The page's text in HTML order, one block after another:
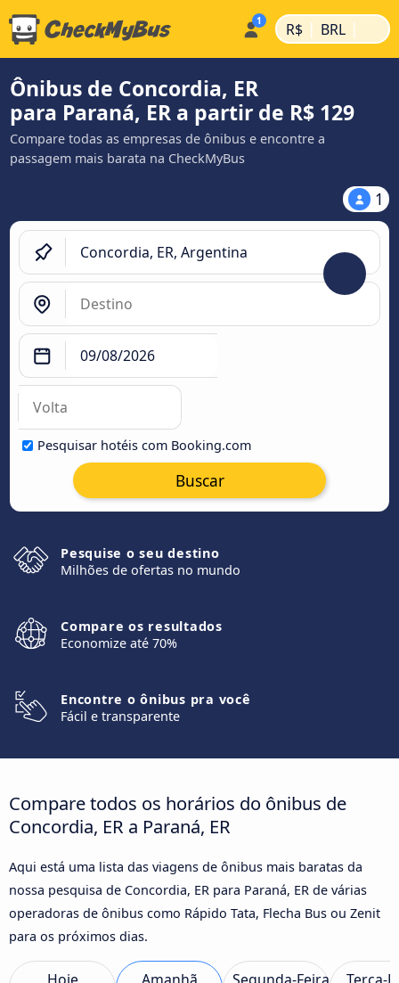
R$ | BRL |
Ônibus de Concordia, ER
para Paraná, ER a partir de R$ 129
Compare todas as empresas de ônibus e encontre a
passagem mais barata na CheckMyBus
1
Pesquisar hotéis com Booking.com
Buscar
Pesquise o seu destino
Milhões de ofertas no mundo
Compare os resultados
Economize até 70%
Encontre o ônibus pra você
Fácil e transparente
Compare todos os horários do ônibus de
Concordia, ER a Paraná, ER
Aqui está uma lista das viagens de ônibus mais baratas da
nossa pesquisa de Concordia, ER para Paraná, ER de várias
operadoras de ônibus como Rápido Tata, Flecha Bus ou Zenit
para os próximos dias.